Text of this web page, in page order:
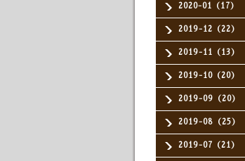
2020-01（17）
2019-12（22）
2019-11（13）
2019-10（20）
2019-09（20）
2019-08（25）
2019-07（21）